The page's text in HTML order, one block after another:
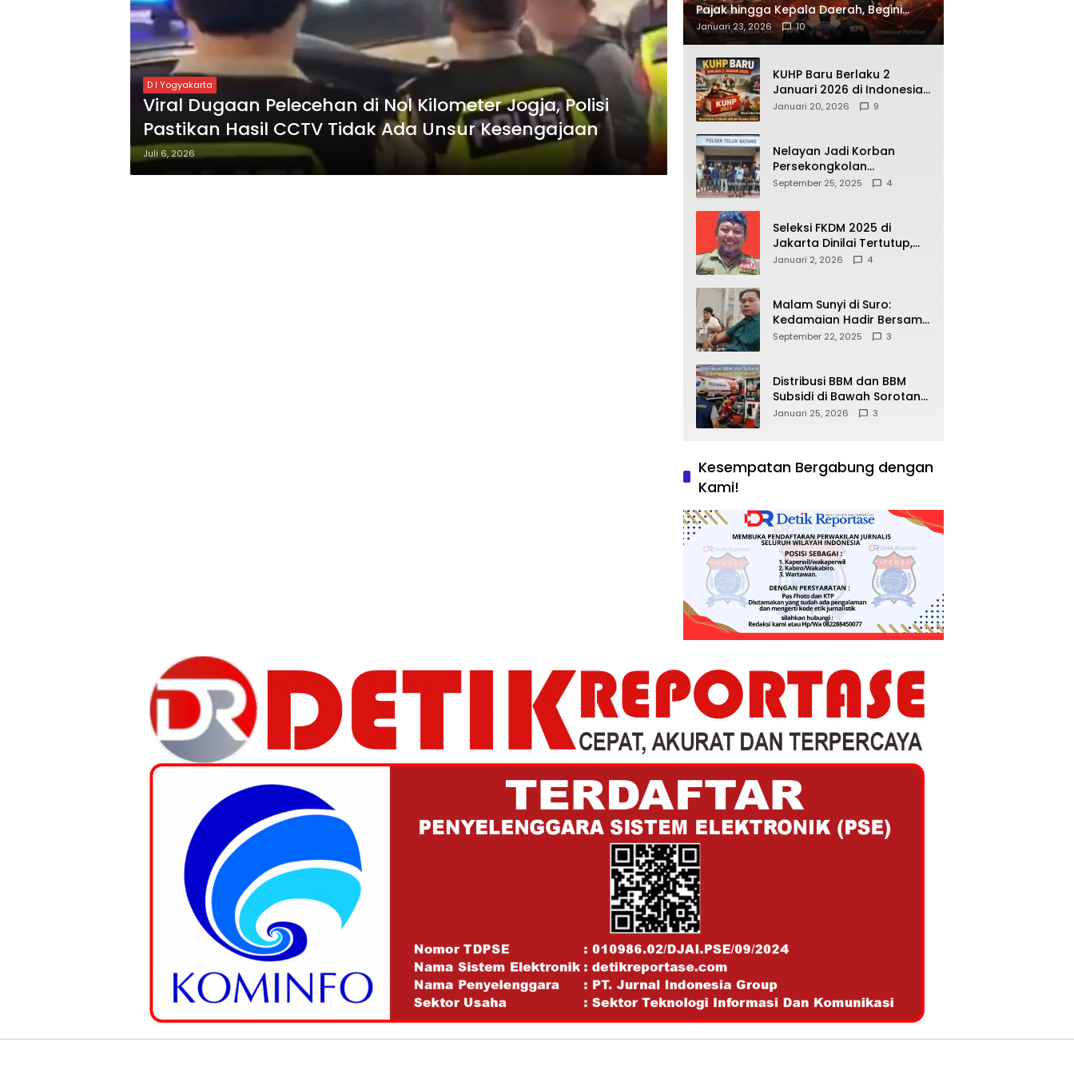
D I Yogyakarta
Viral Dugaan Pelecehan di Nol Kilometer Jogja, Polisi
Pastikan Hasil CCTV Tidak Ada Unsur Kesengajaan
Juli 6, 2026
Pajak hingga Kepala Daerah, Begini
Wajah Korupsi yang Terbongkar
Januari 23, 2026 10
KUHP Baru Berlaku 2
Januari 2026 di Indonesia,
Apa Dampaknya bagi
Dipahami Publik
Januari 20, 2026 9
Nelayan Jadi Korban
Persekongkolan
Penyelewengan BBM
September 25, 2025 4
Seleksi FKDM 2025 di
Jakarta Dinilai Tertutup,
Transparansi
Januari 2, 2026 4
Malam Sunyi di Suro:
Kedamaian Hadir Bersama
Secangkir Kopi Hangat
September 22, 2025 3
Distribusi BBM dan BBM
Subsidi di Bawah Sorotan
Publik: Antara Kepentingan
Januari 25, 2026 3
Kesempatan Bergabung dengan
Kami!